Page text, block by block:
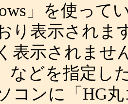
」を使って
り表示されま
表示されませ
などを指定し
コンに「HG